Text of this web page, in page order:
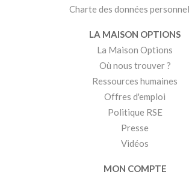
Charte des données
LA MAISON OPTIONS
La Maison Options
Où nous trouver ?
Ressources humaines
Offres d'emploi
Politique RSE
Presse
Vidéos
MON COMPTE